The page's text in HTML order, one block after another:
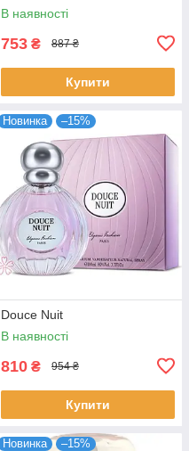
В наявності
753 ₴ 887 ₴
Купити
Новинка –15%
Douce Nuit
В наявності
810 ₴ 954 ₴
Купити
Новинка –15%